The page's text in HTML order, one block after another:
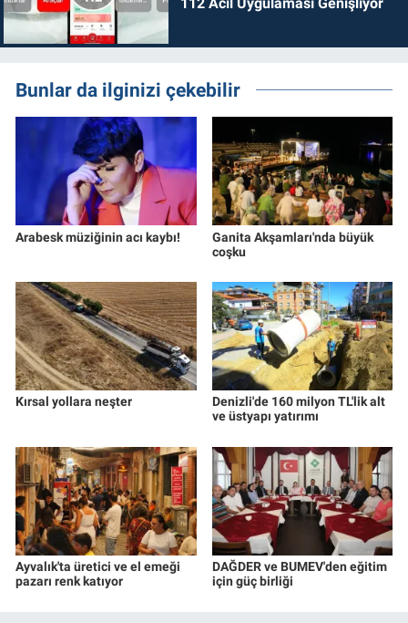
Bunlar da ilginizi çekebilir
Arabesk müziğinin acı kaybı!
Ganita Akşamları'nda büyük
coşku
Kırsal yollara neşter
Denizli'de 160 milyon TL'lik alt
ve üstyapı yatırımı
Ayvalık'ta üretici ve el emeği
pazarı renk katıyor
DAĞDER ve BUMEV'den eğitim
için güç birliği